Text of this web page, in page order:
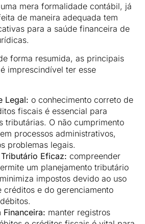
mera formalidade contábil, já
de maneira adequada tem
para a saúde financeira de
forma resumida, as principais
imprescindível ter esse
Legal: o conhecimento correto de
fiscais é essencial para
tributárias. O não cumprimento
processos administrativos,
problemas legais.
Eficaz: compreender
um planejamento tributário
impostos devido ao uso
créditos e do gerenciamento
Financeira: manter registros